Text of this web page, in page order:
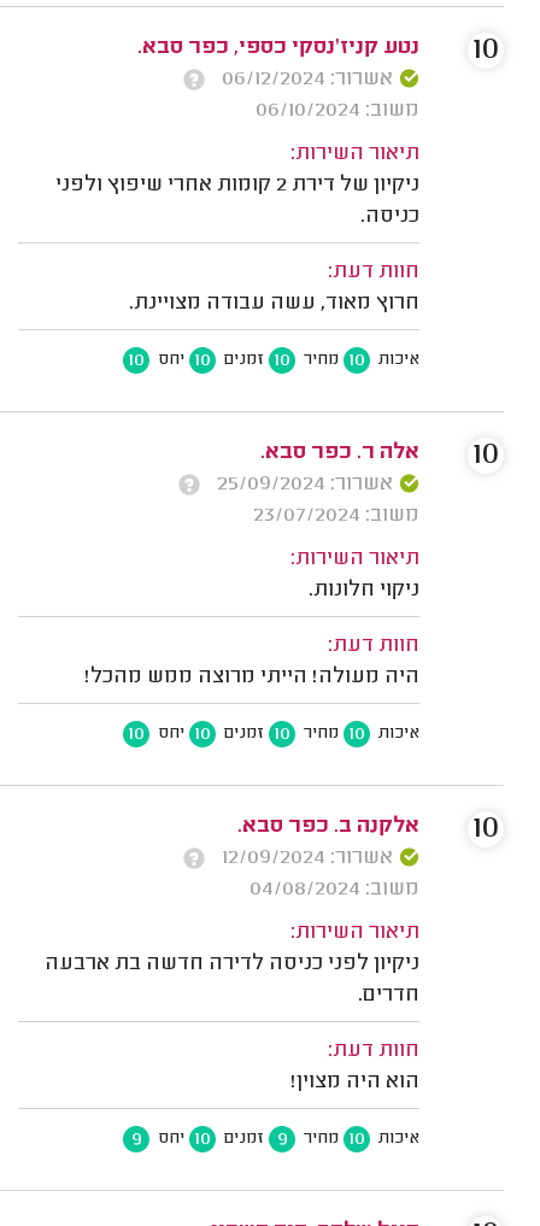
נטע קניז'נסקי כספי, כפר סבא.
אשרור: 06/12/2024
משוב: 06/10/2024
תיאור השירות:
ניקיון של דירת 2 קומות אחרי שיפוץ ולפני
כניסה.
חוות דעת:
חרוץ מאוד, עשה עבודה מצויינת.
איכות 10 מחיר 10 זמנים 10 יחס 10
10
אלה ר. כפר סבא.
אשרור: 25/09/2024
משוב: 23/07/2024
תיאור השירות:
ניקוי חלונות.
חוות דעת:
היה מעולה! הייתי מרוצה ממש מהכל!
איכות 10 מחיר 10 זמנים 10 יחס 10
10
אלקנה ב. כפר סבא.
אשרור: 12/09/2024
משוב: 04/08/2024
תיאור השירות:
ניקיון לפני כניסה לדירה חדשה בת ארבעה
חדרים.
חוות דעת:
הוא היה מצוין!
איכות 10 מחיר 9 זמנים 10 יחס 9
10